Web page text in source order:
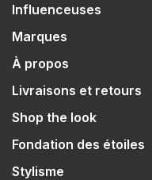
Influenceuses
Marques
À propos
Livraisons et retours
Shop the look
Fondation des étoiles
Stylisme